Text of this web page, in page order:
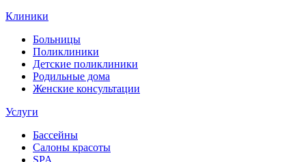
Клиники
Больницы
Поликлиники
Детские поликлиники
Родильные дома
Женские консультации
Услуги
Бассейны
Салоны красоты